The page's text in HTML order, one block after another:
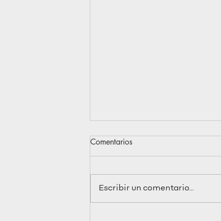
Àrien
Comentarios
Escribir un comentario...